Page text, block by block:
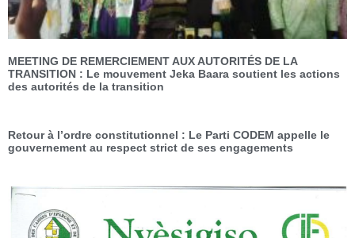
MEETING DE REMERCIEMENT AUX AUTORITÉS DE LA
TRANSITION : Le mouvement Jeka Baara soutient les actions
des autorités de la transition
Retour à l’ordre constitutionnel : Le Parti CODEM appelle le
gouvernement au respect strict de ses engagements